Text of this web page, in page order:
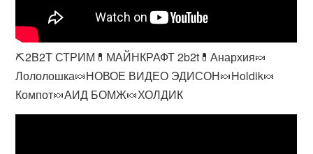
⛏️2B2T СТРИМ💊МАЙНКРАФТ 2b2t💊Анархия🍬
Лололошка🍬НОВОЕ ВИДЕО ЭДИСОН🍬Holdik🍬
Компот🍬АИД БОМЖ🍬ХОЛДИК